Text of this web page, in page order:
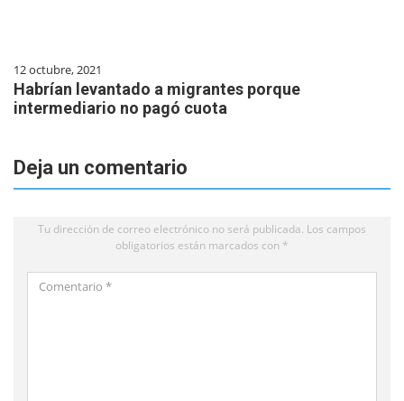
12 octubre, 2021
Habrían levantado a migrantes porque
intermediario no pagó cuota
Deja un comentario
Tu dirección de correo electrónico no será publicada. Los campos
obligatorios están marcados con *
Comentario